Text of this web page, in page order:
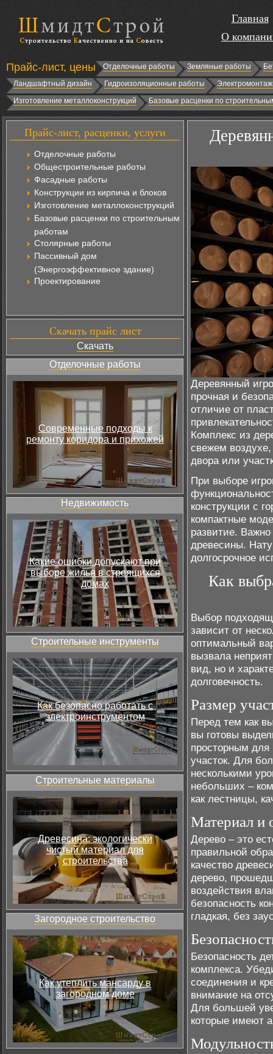
Главная
О
Прайс-лист, цены Отделочные работы Земляные работы
Ландшафтный дизайн
Гидроизоляционные работы
Изготовление металлоконструкций
Базовые расценки по
Прайс-лист, расценки, услуги
Отделочные работы
Общестроительные работы
Фасадные работы
Конструкции из кирпича и блоков
Изготовление металлоконструкций
Базовые расценки по строительным
работам
Столярные работы
Пассивный дом
(Энергоэффективное здание)
Проектирование
Скачать прайс лист
Скачать
Отделочные работы
Современные подходы к
ремонту коридора и прихожей
Недвижимость
Какие ошибки допускают при
выборе жилья в строящихся
домах
Строительные инструменты
Как безопасно работать с
электроинструментом
Строительные материалы
Древесина: экологически
чистый материал для
строительства
Загородное строительство
Как утеплить мансарду в
загородном доме
Деревянный
прочная и
отличие от
Комплекс из
свежем
двора или
При выборе
конструкции с
компактные
развитие.
древесины.
долгосрочное
Как
Выбор
зависит от
оптимальный
вызвала
вид, но и
долговечность.
Размер
Перед тем как
вы готовы
просторным для
участок. Для
несколькими
небольших –
как лестницы,
Материал и
Дерево – это
правильной
качество
дерево,
воздействия
безопасность
гладкая, без
Безопасность
комплекса.
соединения и
внимание на
Для большей
которые имеют